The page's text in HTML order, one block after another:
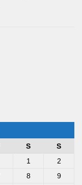
S
S
1
2
8
9